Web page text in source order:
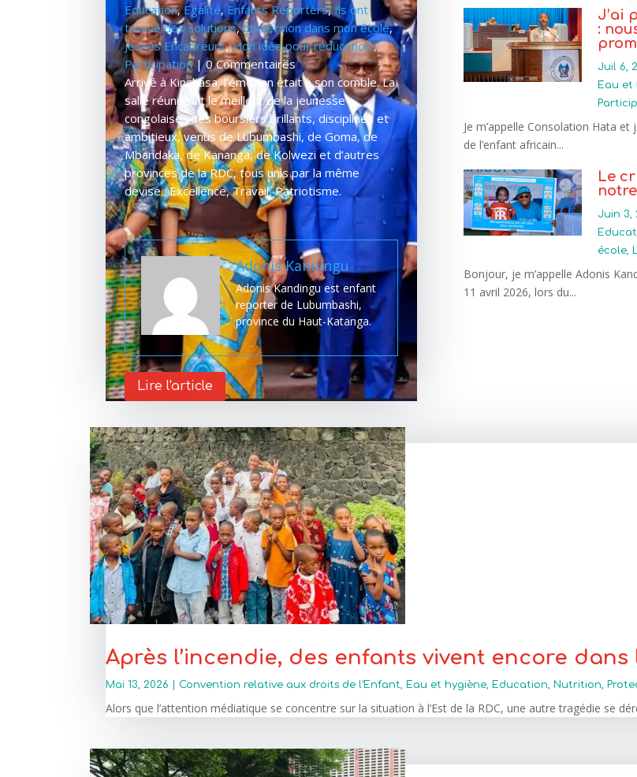
Education,Egalité, Enfants Reporters,Ils ont
trouvé des solutions,Immersion dans mon école,
Jeunes Encadreurs,Mon idée pour l’éducation.,
Participation| 0 Commentaires
Arrivé à Kinshasa, l’émotion était à son comble. La
salle réunissait le meilleur de la jeunesse
congolaise : des boursiers brillants, disciplinés et
ambitieux, venus de Lubumbashi, de Goma, de
Mbandaka, de Kananga, de Kolwezi et d’autres
provinces de la RDC, tous unis par la même
devise : Excellence, Travail, Patriotisme.
Adonis Kandingu
Adonis Kandingu est enfant
reporter de Lubumbashi,
province du Haut-Katanga.
Lire l'article
J’ai
:
Juil 6,
Eau et
Je m’appelle Consolation Hata
de l’enfant africain...
Le
Juin 3,
école,
Bonjour, je m’appelle Adonis
11 avril 2026, lors du...
Après l’incendie, des enfants vivent encore
Mai 13, 2026 Convention relative aux droits de l'Enfant, Eau et hygiène, Education, Nutrition,
Alors que l’attention médiatique se concentre sur la situation à l’Est de la RDC, une autre tragédie se